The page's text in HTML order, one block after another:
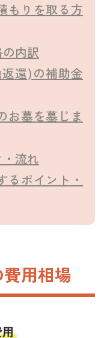
もりを取る方
内訳
還)の補助金
お墓を墓じま
流れ
るポイント・
用相場